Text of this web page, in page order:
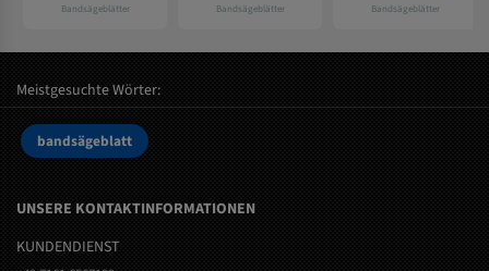
Bandsägeblätter Bandsägeblätter Bandsägeblätter
Meistgesuchte Wörter:
bandsägeblatt
UNSERE KONTAKTINFORMATIONEN
KUNDENDIENST